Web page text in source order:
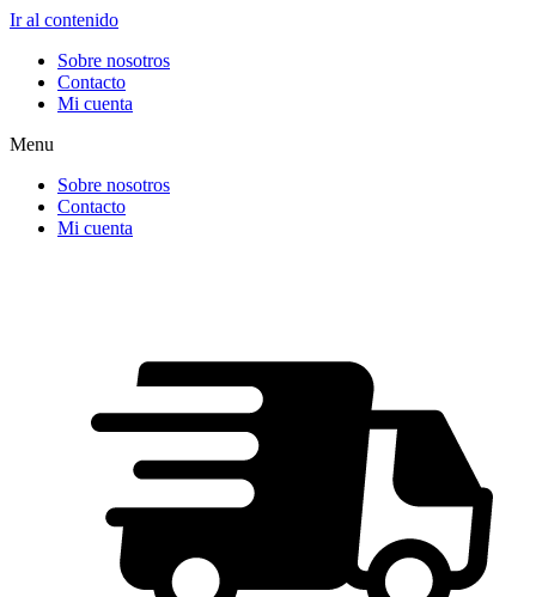
Ir al contenido
Sobre nosotros
Contacto
Mi cuenta
Menu
Sobre nosotros
Contacto
Mi cuenta